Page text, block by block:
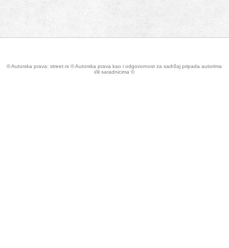
© Autorska prava: street.rs © Autorska prava kao i odgovornost za sadržaj pripada autorima
i/ili saradnicima ©